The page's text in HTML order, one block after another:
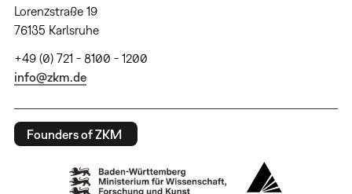
Lorenzstraße 19
76135 Karlsruhe
+49 (0) 721 - 8100 - 1200
info@zkm.de
Founders of ZKM